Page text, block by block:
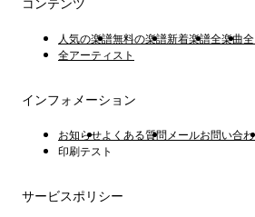
コンテンツ
人気の楽譜無料の楽譜新着楽譜全楽曲
全アーティスト
インフォメーション
お知らせよくある質問 メールお問い合
印刷テスト
サービスポリシー